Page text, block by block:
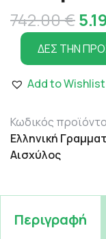
742.00€5.19
ΔΕΣ ΤΗΝ
Add to Wishlist
Κωδικός
Ελληνική
Αισχύλος
Περιγραφή